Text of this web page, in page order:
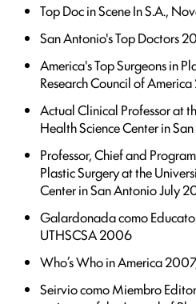
Top Doc in Scene In S.A.,
San Antonio's Top Doctors
America's Top Surgeons in
Research Council of
Actual Clinical Professor at
Health Science Center in
Professor, Chief and
Plastic Surgery at the
Center in San Antonio July
Galardonada como
UTHSCSA 2006
Who’s Who in America
Seirvio como Miembro